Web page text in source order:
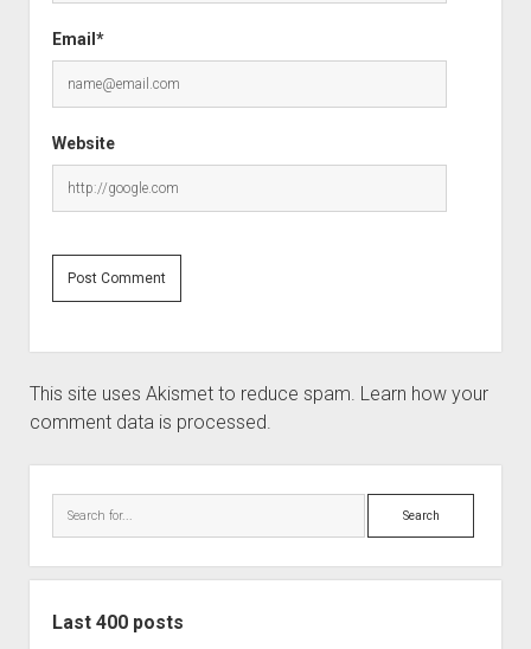
Email*
Website
This site uses Akismet to reduce spam. Learn how your
comment data is processed.
Search
Last 400 posts